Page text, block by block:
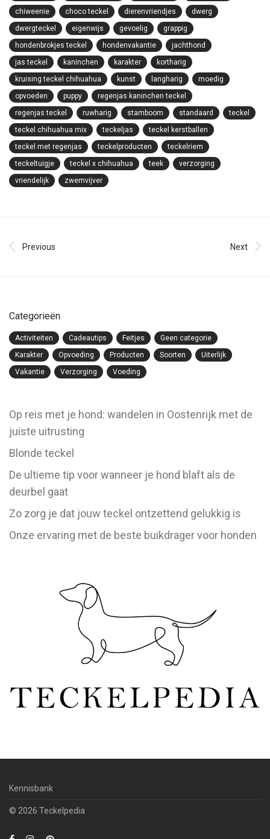
chiweenie
choco teckel dierenvriendjes
dwerg
dwergteckel
eigenwijs gevoelig
grappig
hondenbrokjes teckel
hondenvakantie
jachthond
jas teckel
kaninchen karakter
kortharig
kruising teckel chihuahua
kunst langharig
moedig
opvoeden
puppy
regenjas kaninchen teckel
regenjas teckel
ruwharig stamboom standaard
teckel
teckel chihuahua mix
teckeljas
teckel kerstballen
teckel met regenjas
teckelproducten
teckelriem
teckeltuigje
teckel x chihuahua teek
verzorging
vriendelijk
zwemvijver
Previous Next
Categorieën
Activiteiten Cadeautips Feitjes
Geen categorie
Karakter
Opvoeding Producten Soorten
Uiterlijk
Vakantie
Verzorging Voeding
Op reis met je hond: wandelen in Oostenrijk met de
juiste uitrusting
Blonde teckel
De ultieme tip voor wanneer je hond blaft als de
deurbel gaat
Zo zorg je dat jouw teckel ontzettend gelukkig is
Onze ervaring met de beste buikdrager voor honden
Kennisbank
© 2026 Teckelpedia